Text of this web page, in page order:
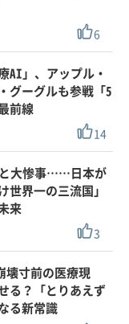
6
AI」、アップル・
グーグルも参戦「5
前線
14
大惨事……日本が
世界一の三流国」
来
3
壊寸前の医療現
る？「とりあえず
る新常識